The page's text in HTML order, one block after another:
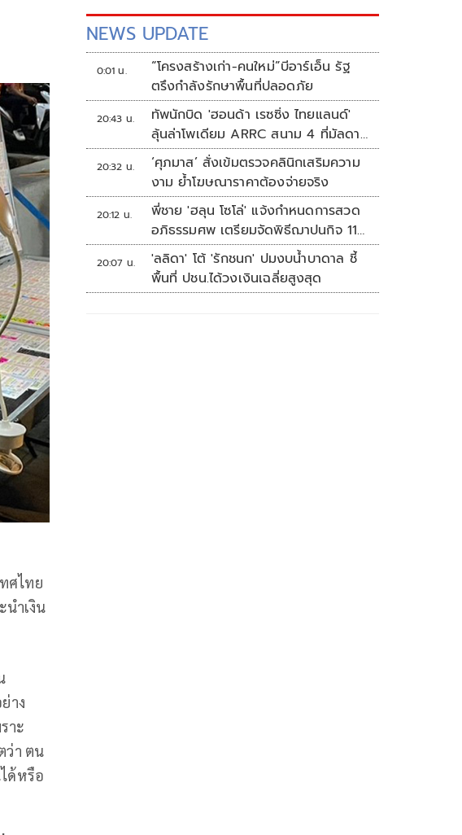
ศไทย
นำเงิน
าง
าะ
ว่า ตน
ด้หรือ
NEWS UPDATE
0:01 น.
“โครงสร้างเก่า-คนใหม่”บีอาร์เอ็น รัฐ
ตรึงกำลังรักษาพื้นที่ปลอดภัย
20:43 น.
ทัพนักบิด 'ฮอนด้า เรซซิ่ง ไทยแลนด์'
ลุ้นล่าโพเดียม ARRC สนาม 4 ที่มัลดาลิ
กา
20:32 น.
‘ศุภมาส’ สั่งเข้มตรวจคลินิกเสริมความ
งาม ย้ำโฆษณาราคาต้องจ่ายจริง
20:12 น.
พี่ชาย 'ฮลุน โซโล่' แจ้งกำหนดการสวด
อภิธรรมศพ เตรียมจัดพิธีฌาปนกิจ 11
ส.ค.
20:07 น.
'ลลิดา' โต้ 'รักชนก' ปมงบน้ำบาดาล ชี้
พื้นที่ ปชน.ได้วงเงินเฉลี่ยสูงสุด